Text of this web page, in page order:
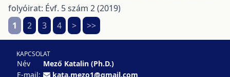
folyóirat: Évf. 5 szám 2 (2019)
1
2 3 4 > >>
KAPCSOLAT
Név
Mező Katalin (Ph.D.)
E-mail:
kata.mezo1@gmail.com